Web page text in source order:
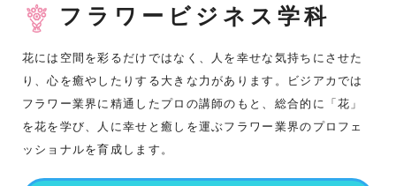
フラワービジネス学科
花には空間を彩るだけではなく、人を幸せな気持ちにさせた
り、心を癒やしたりする大きな力があります。ビジアカでは
フラワー業界に精通したプロの講師のもと、総合的に「花」
を花を学び、人に幸せと癒しを運ぶフラワー業界のプロフェ
ッショナルを育成します。